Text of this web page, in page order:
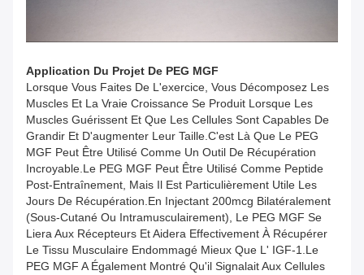
Application Du Projet De PEG MGF
Lorsque Vous Faites De L'exercice, Vous Décomposez Les
Muscles Et La Vraie Croissance Se Produit Lorsque Les
Muscles Guérissent Et Que Les Cellules Sont Capables De
Grandir Et D'augmenter Leur Taille.C'est Là Que Le PEG
MGF Peut Être Utilisé Comme Un Outil De Récupération
Incroyable.Le PEG MGF Peut Être Utilisé Comme Peptide
Post-Entraînement, Mais Il Est Particulièrement Utile Les
Jours De Récupération.En Injectant 200mcg Bilatéralement
(sous-Cutané Ou Intramusculairement), Le PEG MGF Se
Liera Aux Récepteurs Et Aidera Effectivement À Récupérer
Le Tissu Musculaire Endommagé Mieux Que L' IGF-1.Le
PEG MGF A Également Montré Qu'il Signalait Aux Cellules